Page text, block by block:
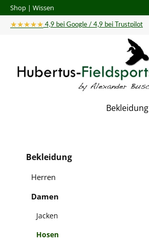
Hauptinhalt springen
Zur Suche springen
Zur Hauptnavigation springen
Shop | Wissen
★★★★★ 4,9 bei Google / 4,9 bei Trustpilot
Bekleidung
Bekleidung
Herren
Damen
Jacken
Hosen